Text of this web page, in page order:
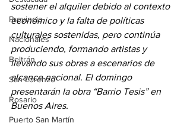
Provincia
Nacionales
Beltrán
San Lorenzo
Rosario
Puerto San Martín
sostener el alquiler debido al contexto
económico y la falta de políticas
culturales sostenidas, pero continúa
produciendo, formando artistas y
llevando sus obras a escenarios de
alcance nacional. El domingo
presentarán la obra “Barrio Tesis” en
Buenos Aires.